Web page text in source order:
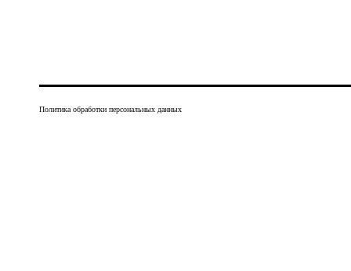
Политика обработки персональных данных